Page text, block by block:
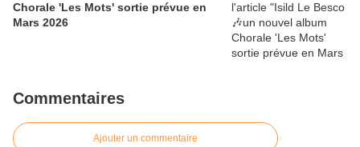
Chorale 'Les Mots' sortie prévue en
Mars 2026
Commentaires
Ajouter un commentaire